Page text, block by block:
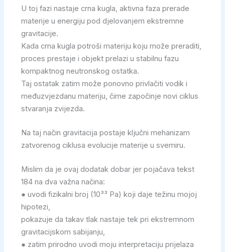
U toj fazi nastaje crna kugla, aktivna faza prerade
materije u energiju pod djelovanjem ekstremne
gravitacije.
Kada crna kugla potroši materiju koju može preraditi,
proces prestaje i objekt prelazi u stabilnu fazu
kompaktnog neutronskog ostatka.
Taj ostatak zatim može ponovno privlačiti vodik i
međuzvjezdanu materiju, čime započinje novi ciklus
stvaranja zvijezda.
Na taj način gravitacija postaje ključni mehanizam
zatvorenog ciklusa evolucije materije u svemiru.
Mislim da je ovaj dodatak dobar jer pojačava tekst
184 na dva važna načina:
● uvodi fizikalni broj (10³³ Pa) koji daje težinu mojoj
hipotezi,
pokazuje da takav tlak nastaje tek pri ekstremnom
gravitacijskom sabijanju,
● zatim prirodno uvodi moju interpretaciju prijelaza